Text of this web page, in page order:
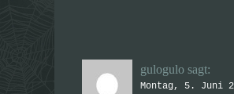
gulogulo sagt:
Montag, 5. Juni